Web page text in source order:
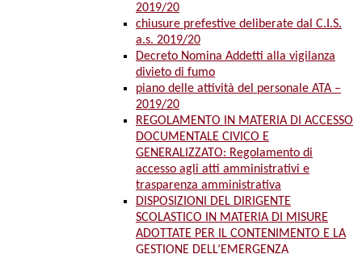
2019/20
chiusure prefestive deliberate dal C.I.S.
a.s. 2019/20
Decreto Nomina Addetti alla vigilanza
divieto di fumo
piano delle attività del personale ATA –
2019/20
REGOLAMENTO IN MATERIA DI ACCESSO
DOCUMENTALE CIVICO E
GENERALIZZATO: Regolamento di
accesso agli atti amministrativi e
trasparenza amministrativa
DISPOSIZIONI DEL DIRIGENTE
SCOLASTICO IN MATERIA DI MISURE
ADOTTATE PER IL CONTENIMENTO E LA
GESTIONE DELL’EMERGENZA